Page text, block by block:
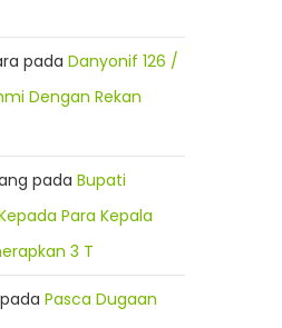
padaDanyonif 126 /
Dengan Rekan
padaBupati
Para Kepala
3 T
padaPasca Dugaan